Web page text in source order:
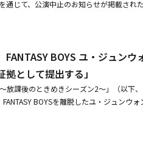
の関係者は、「オーディション番
いよう、最後まで法的責任を問う」とし
いく」と強調した。・FANTASY BOYS ユ
ンの日本ファンミーティング開催に法的
整過程でメッセンジャーを通じて強硬な
「そうでなければ契約はできない」と伝
人だったが、本人と両親が一緒に捺印す
ーティストは単独契約を締結するが、ユ
関与していた。公開された契約書第2条
た場合、放送終了日から5年間芸能活動
ととし、乙は大衆文化芸術人としての芸
シーとしての権限を甲に委託することに
のエンターテインメント業界では、所属
人の活動を自粛または制限することが長
ティングを強行しようとする背後勢力に
日本マネジメント会社であるキッス・エ
た場合、それに伴う強力な法的措置と
ンは先立って、制作会社PHUNKY
ウォンを相手取って30億ウォン（約3億
通じて、公演中止のお知らせが掲載され
いただいていた皆様には、多大なるご迷
・KT Zepp Yokohama、7月7日（日）
月29日の開催発表後、PHUNKY STUDIO
と制作会社に内容証明及び公演の仮処分申
心もない行為」と強く批判した。その後
し「ユ・ジュンウォンは専属契約効力停
ンミーティングなどのイベントを行うこ
FANTASY BOYS ユ・ジュン
として提出する」
放課後のときめきシーズン2～」（以下
FANTASY BOYSを離脱したユ・ジュンウ
Monsterの日本ファンミーティングに